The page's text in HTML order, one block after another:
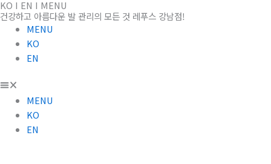
콘
텐
KO I EN I MENU
건강하고 아름다운 발 관리의 모든 것 레푸스 강남점!
MENU
KO
EN
MENU
KO
EN